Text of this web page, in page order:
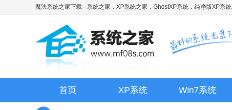
魔法系统之家下载 - 系统之家，XP系统之家，GhostXP系统，纯净版XP系
首页 XP系统 Win7系统